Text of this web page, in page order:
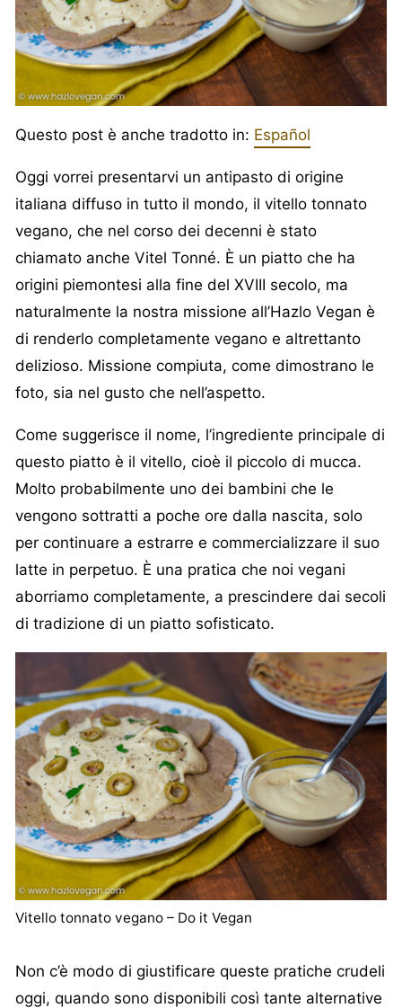
Questo post è anche tradotto in: Español
Oggi vorrei presentarvi un antipasto di origine
italiana diffuso in tutto il mondo, il vitello tonnato
vegano, che nel corso dei decenni è stato
chiamato anche Vitel Tonné. È un piatto che ha
origini piemontesi alla fine del XVIII secolo, ma
naturalmente la nostra missione all’Hazlo Vegan è
di renderlo completamente vegano e altrettanto
delizioso. Missione compiuta, come dimostrano le
foto, sia nel gusto che nell’aspetto.
Come suggerisce il nome, l’ingrediente principale di
questo piatto è il vitello, cioè il piccolo di mucca.
Molto probabilmente uno dei bambini che le
vengono sottratti a poche ore dalla nascita, solo
per continuare a estrarre e commercializzare il suo
latte in perpetuo. È una pratica che noi vegani
aborriamo completamente, a prescindere dai secoli
di tradizione di un piatto sofisticato.
Vitello tonnato vegano – Do it Vegan
Non c’è modo di giustificare queste pratiche crudeli
oggi, quando sono disponibili così tante alternative